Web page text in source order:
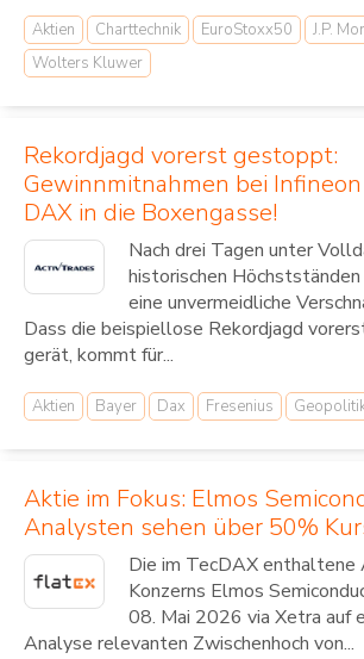
Aktien Charttechnik EuroStoxx50 J.P.
Wolters Kluwer
Rekordjagd vorerst gestoppt:
Gewinnmitnahmen bei
DAX in die Boxengasse!
Nach drei Tagen unter
historischen
eine unvermeidliche
Dass die beispiellose Rekordjagd
gerät, kommt für...
Aktien Bayer Dax Fresenius
Aktie im Fokus: Elmos
Analysten sehen über 50%
Die im TecDAX enthaltene
Konzerns Elmos
08. Mai 2026 via Xetra auf
Analyse relevanten Zwischenhoch von...